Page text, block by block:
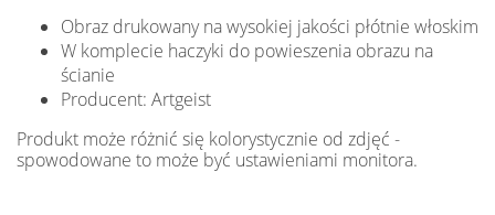
Obraz drukowany na wysokiej jakości płótnie włoskim
W komplecie haczyki do powieszenia obrazu na
ścianie
Producent: Artgeist
Produkt może różnić się kolorystycznie od zdjęć -
spowodowane to może być ustawieniami monitora.